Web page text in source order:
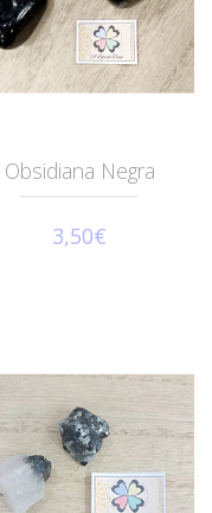
Obsidiana Negra
3,50€